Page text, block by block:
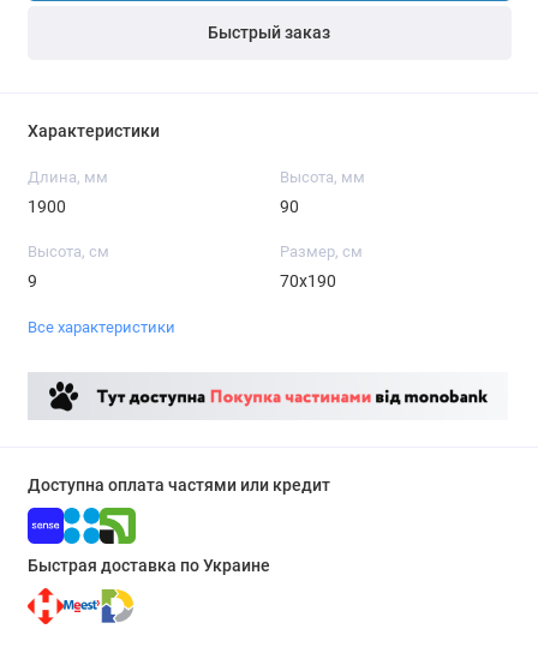
Быстрый заказ
Характеристики
Длина, мм
1900
Высота, мм
90
Высота, см
9
Размер, см
70x190
Все характеристики
Доступна оплата частями или кредит
Быстрая доставка по Украине